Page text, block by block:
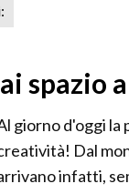
spazio
giorno d'oggi la
Dal
infatti,